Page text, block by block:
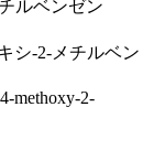
シ-2-メチルベン
​methoxy-​2-​